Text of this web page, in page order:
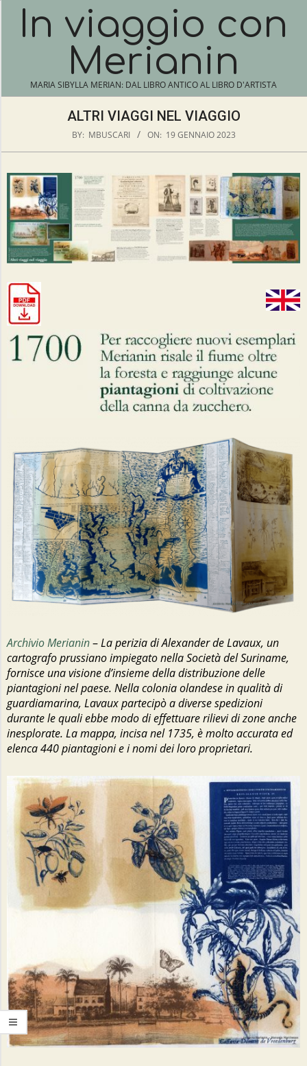
content
G
In viaggio con
Merianin
MARIA SIBYLLA MERIAN: DAL LIBRO ANTICO AL LIBRO D'ARTISTA
ALTRI VIAGGI NEL VIAGGIO
BY: MBUSCARI ON: 19 GENNAIO 2023
A
L
T
R
I
V
I
E
L
V
A
G
G
O
Archivio Merianin–La perizia di Alexander de Lavaux, un
cartografo prussiano impiegato nella Società del Suriname,
fornisce una visione d’insieme della distribuzione delle
piantagioni nel paese. Nella colonia olandese in qualità di
guardiamarina, Lavaux partecipò a diverse spedizioni
durante le quali ebbe modo di effettuare rilievi di zone anche
inesplorate. La mappa, incisa nel 1735, è molto accurata ed
elenca 440 piantagioni e i nomi dei loro proprietari.